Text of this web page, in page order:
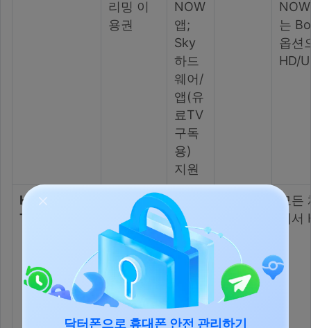
리밍 이
용권
NOW
앱;
Sky
하드
웨어/
앱(유
료TV
구독
용)
지원
는
옵션
HD/
Hulu + Live
TV
미국 내
Disney+,
ESPN+
포함 라
이브 TV
번들 구
독
주요
TV,
스트
리머,
모바
일, 웹
모든
에서
닥터폰으로 휴대폰 안전 관리하기